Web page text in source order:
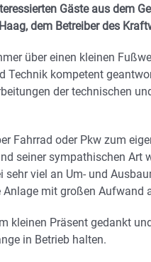
Gäste aus dem
dem Betreiber des
über einen kleinen
Technik kompetent
der technischen
Fahrrad oder Pkw zum
seiner sympathischen
viel an Um- und
mit großen
kleinen Präsent gedankt
in Betrieb halten.